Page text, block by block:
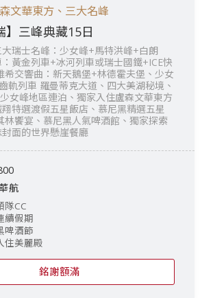
文華東方、三大名峰
】三峰典藏15日
瑞士名峰：少女峰+馬特洪峰+白朗
黃金列車+冰河列車或瑞士國鐵+ICE快
希交響曲：新天鵝堡+林德霍夫堡、少女
軌列車 羅曼蒂克大道、四大美湖秘境、
女峰地區連泊、獨家入住盧森文華東方
特選渡假五星飯店、慕尼黑精選五星
林饗宴、慕尼黑人氣啤酒館、獨家探索
面的世界懸崖餐廳
航
銘謝額滿
隊CC
續假期
啤酒節
住美麗殿